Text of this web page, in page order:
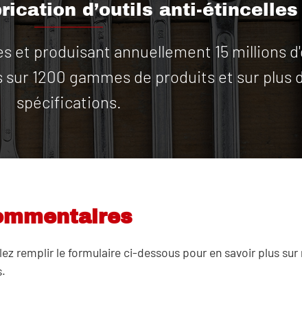
d’outils anti-étincelles
et produisant annuellement 15 millions
1200 gammes de produits et sur plus
spécifications.
remplir le formulaire ci-dessous pour en savoir plus